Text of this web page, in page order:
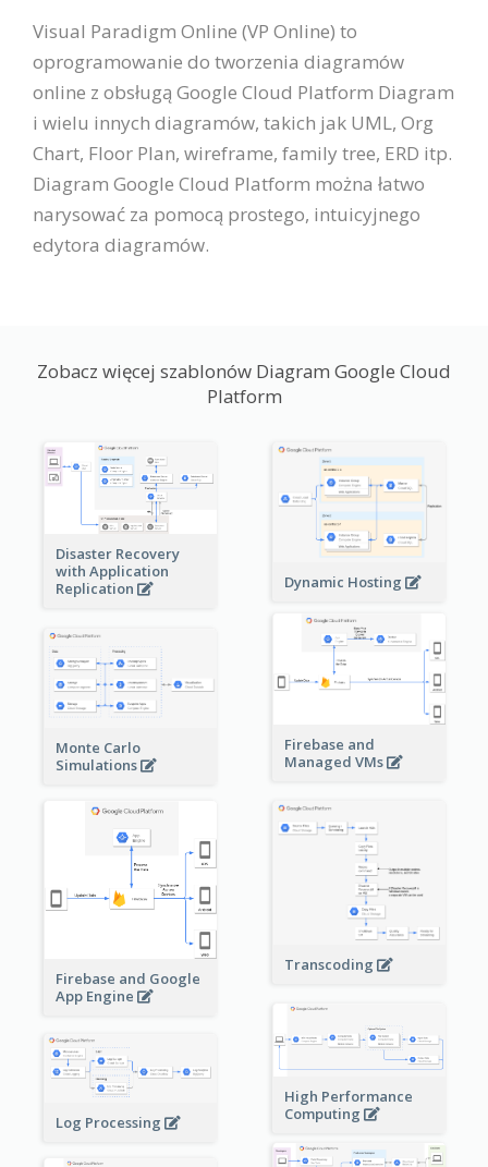
Visual Paradigm Online (VP Online) to
oprogramowanie do tworzenia diagramów
online z obsługą Google Cloud Platform Diagram
i wielu innych diagramów, takich jak UML, Org
Chart, Floor Plan, wireframe, family tree, ERD itp.
Diagram Google Cloud Platform można łatwo
narysować za pomocą prostego, intuicyjnego
edytora diagramów.
Zobacz więcej szablonów Diagram Google Cloud
Platform
Disaster Recovery
with Application
Replication
Dynamic Hosting
Firebase and
Managed VMs
Monte Carlo
Simulations
Firebase and Google
App Engine
Transcoding
High Performance
Computing
Log Processing